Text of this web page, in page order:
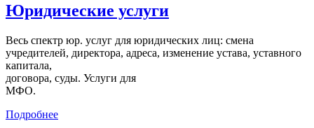
Юридические услуги
Весь спектр юр. услуг для юридических лиц: смена
учредителей, директора, адреса, изменение устава, уставного
капитала,
договора, суды. Услуги для
МФО.
Подробнее